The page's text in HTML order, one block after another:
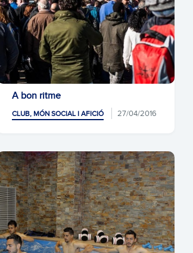
A bon ritme
CLUB, MÓN SOCIAL I AFICIÓ 27/04/2016